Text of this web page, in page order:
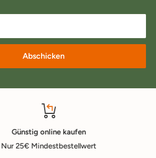
Abschicken
Günstig online kaufen
Nur 25€ Mindestbestellwert